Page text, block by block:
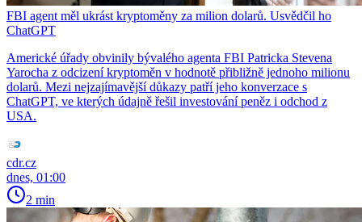
FBI agent měl ukrást kryptoměny za milion dolarů. Usvědčil ho
ChatGPT
Americké úřady obvinily bývalého agenta FBI Patricka Stevena
Yarocha z odcizení kryptoměn v hodnotě přibližně jednoho milionu
dolarů. Mezi nejzajímavější důkazy patří jeho konverzace s
ChatGPT, ve kterých údajně řešil investování peněz i odchod z
USA.
cdr.cz
dnes, 01:00
2 min